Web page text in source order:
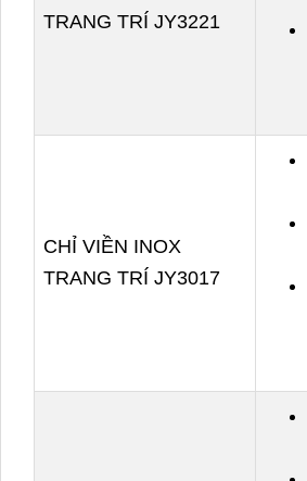
TRANG TRÍ JY3221
CHỈ VIỀN INOX
TRANG TRÍ JY3017